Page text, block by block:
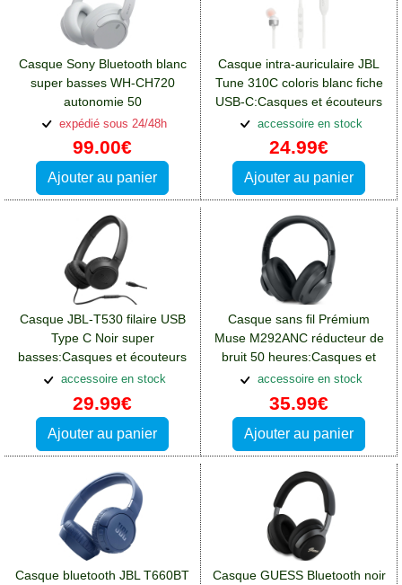
Casque Sony Bluetooth blanc
super basses WH-CH720
autonomie 50
heures:Casques et écouteurs
Oppo A76
expédié sous 24/48h
99.00€
Ajouter au panier
Casque intra-auriculaire JBL
Tune 310C coloris blanc fiche
USB-C:Casques et écouteurs
Oppo A76
accessoire en stock
24.99€
Ajouter au panier
Casque JBL-T530 filaire USB
Type C Noir super
basses:Casques et écouteurs
Oppo A76
accessoire en stock
29.99€
Ajouter au panier
Casque sans fil Prémium
Muse M292ANC réducteur de
bruit 50 heures:Casques et
écouteurs Oppo A76
accessoire en stock
35.99€
Ajouter au panier
Casque bluetooth JBL T660BT
Casque GUESS Bluetooth noir